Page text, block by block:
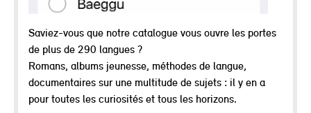
Saviez-vous que notre catalogue vous ouvre les portes
de plus de 290 langues ?
Romans, albums jeunesse, méthodes de langue,
documentaires sur une multitude de sujets : il y en a
pour toutes les curiosités et tous les horizons.